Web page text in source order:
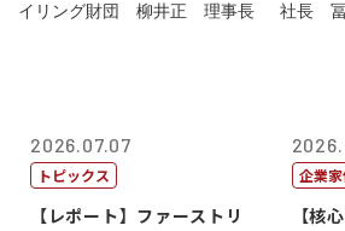
2026.07.07
トピックス
【レポート】ファーストリ
企業
【核